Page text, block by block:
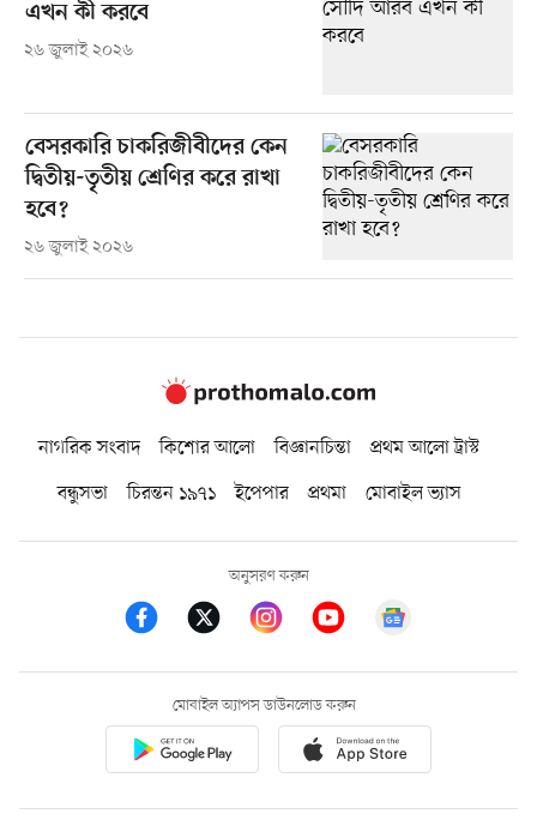
এখন কী করবে
২৬ জুলাই ২০২৬
বেসরকারি চাকরিজীবীদের কেন
দ্বিতীয়-তৃতীয় শ্রেণির করে রাখা
হবে?
২৬ জুলাই ২০২৬
নাগরিক সংবাদ কিশোর আলো বিজ্ঞানচিন্তা
প্রথম আলো ট্রাস্ট
বন্ধুসভা
চিরন্তন ১৯৭১ ইপেপার প্রথমা মোবাইল ভ্যাস
অনুসরণ করুন
মোবাইল অ্যাপস ডাউনলোড করুন